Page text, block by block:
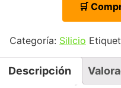
🛒
Categoría: Silicio
Descripción